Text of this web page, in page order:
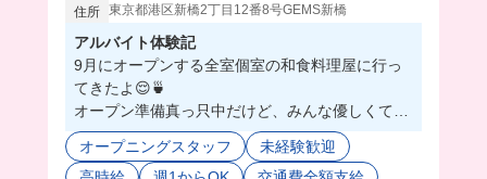
住所 東京都港区新橋2丁目12番8号GEMS新橋
アルバイト体験記
9月にオープンする全室個室の和食料理屋に行っ
てきたよ😌🍵
オープン準備真っ只中だけど、みんな優しくて初
心者でも安心して働けそう💭
新店って店内めちゃくちゃキレイなんだよね🥰キ
オープニングスタッフ
未経験歓迎